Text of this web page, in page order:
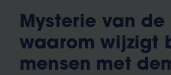
Mysterie van de
waarom wijzigt
mensen met